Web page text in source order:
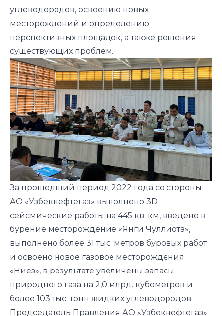
углеводородов, освоению новых
месторождений и определению
перспективных площадок, а также решения
существующих проблем.
За прошедший период 2022 года со стороны
АО «Узбекнефтегаз» выполнено 3D
сейсмические работы на 445 кв. км, введено в
бурение месторождение «Янги Чуллиота»,
выполнено более 31 тыс. метров буровых работ
и освоено новое газовое месторождения
«Ниёз», в результате увеличены запасы
природного газа на 2,0 млрд. кубометров и
более 103 тыс. тонн жидких углеводородов.
Председатель Правления АО «Узбекнефтегаз»